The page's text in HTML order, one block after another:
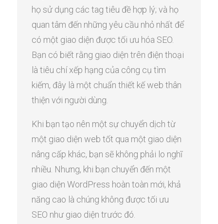
họ sử dụng các tag tiêu đề hợp lý; và họ
quan tâm đến những yêu cầu nhỏ nhất để
có một giao diện được tối ưu hóa SEO.
Bạn có biết rằng giao diện trên điện thoại
là tiêu chí xếp hạng của công cụ tìm
kiếm, đây là một chuẩn thiết kế web thân
thiện với người dùng.
Khi bạn tạo nên một sự chuyển dịch từ
một giao diện web tốt qua một giao diện
nâng cấp khác, bạn sẽ không phải lo nghĩ
nhiều. Nhưng, khi bạn chuyển đến một
giao diện WordPress hoàn toàn mới, khả
năng cao là chúng không được tối ưu
SEO như giao diện trước đó.